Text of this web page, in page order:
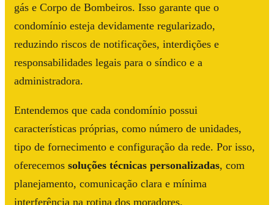
gás e Corpo de Bombeiros. Isso garante que o
condomínio esteja devidamente regularizado,
reduzindo riscos de notificações, interdições e
responsabilidades legais para o síndico e a
administradora.
Entendemos que cada condomínio possui
características próprias, como número de unidades,
tipo de fornecimento e configuração da rede. Por isso,
oferecemos soluções técnicas personalizadas, com
planejamento, comunicação clara e mínima
interferência na rotina dos moradores.